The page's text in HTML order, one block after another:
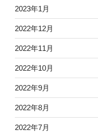
2023年1月
2022年12月
2022年11月
2022年10月
2022年9月
2022年8月
2022年7月